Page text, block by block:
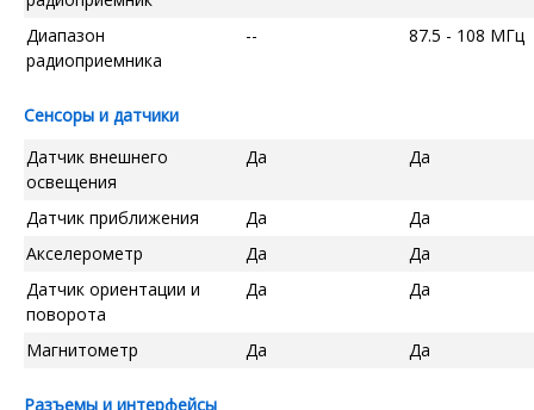
Диапазон
радиоприемника
-- 87.5 - 108 МГц
Сенсоры и датчики
Датчик внешнего
освещения
Да Да
Датчик приближения Да
Да
Акселерометр
Да
Да
Датчик ориентации и
поворота
Да Да
Магнитометр Да Да
Разъемы и интерфейсы